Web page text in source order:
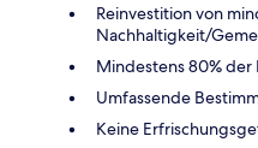
Reinvestition von
Nachhaltigkeit/
Mindestens 80% der
Umfassende
Keine